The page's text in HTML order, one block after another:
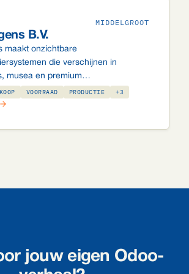
MIDDELGROOT
B.V.
maakt onzichtbare
die verschijnen in
musea en premium
wereldwijd. Hun Odoo-
verbindt productie, magazijn,
Atradius kredietlimietcheck
VOORRAAD PRODUCTIE +3
jouw eigen Odoo-